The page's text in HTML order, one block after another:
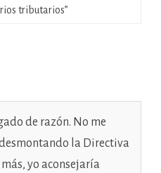
tributarios”
de razón. No me
la Directiva
yo aconsejaría